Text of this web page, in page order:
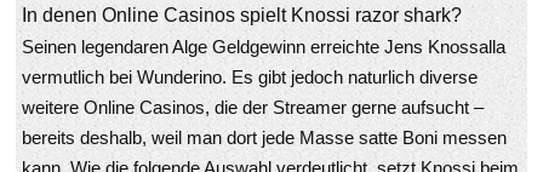
In denen Online Casinos spielt Knossi razor shark?
Seinen legendaren Alge Geldgewinn erreichte Jens Knossalla
vermutlich bei Wunderino. Es gibt jedoch naturlich diverse
weitere Online Casinos, die der Streamer gerne aufsucht –
bereits deshalb, weil man dort jede Masse satte Boni messen